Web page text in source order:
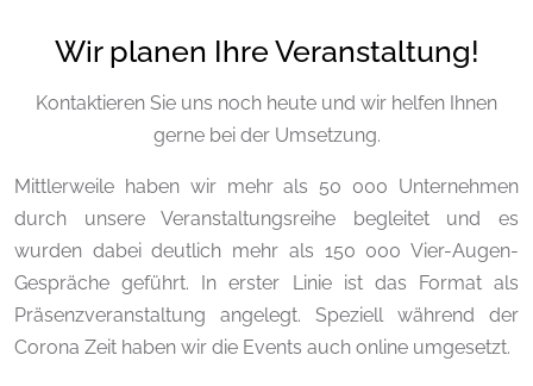
Wir planen Ihre Veranstaltung!
Kontaktieren Sie uns noch heute und wir helfen Ihnen
gerne bei der Umsetzung.
Mittlerweile haben wir mehr als 50 000 Unternehmen
durch unsere Veranstaltungsreihe begleitet und es
wurden dabei deutlich mehr als 150 000 Vier-Augen-
Gespräche geführt. In erster Linie ist das Format als
Präsenzveranstaltung angelegt. Speziell während der
Corona Zeit haben wir die Events auch online umgesetzt.